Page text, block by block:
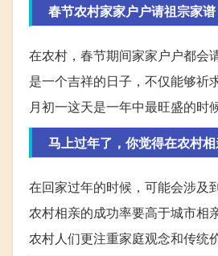
春节农村家家户户请祖宗家
在农村，春节期间家家户户都会
是一个吉祥的日子，不仅能够祈
月初一这天是一年中最旺盛的时
马上过年了，你觉得在农村
在回家过年的时候，可能会涉及
农村相亲的成功率要高于城市相
农村人们更注重家庭观念和传统